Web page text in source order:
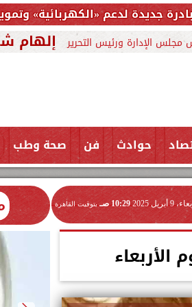
وتمويل استبدال
مجلس الإدارة ورئيس التحرير إلهام
حوادث فن صحة وطب
9 أبريل 2025 10:29 صـ بتوقيت القاهرة